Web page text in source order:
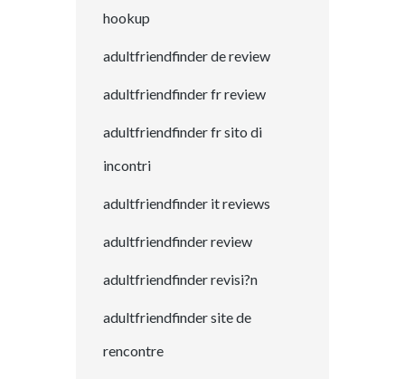
hookup
adultfriendfinder de review
adultfriendfinder fr review
adultfriendfinder fr sito di
incontri
adultfriendfinder it reviews
adultfriendfinder review
adultfriendfinder revisi?n
adultfriendfinder site de
rencontre